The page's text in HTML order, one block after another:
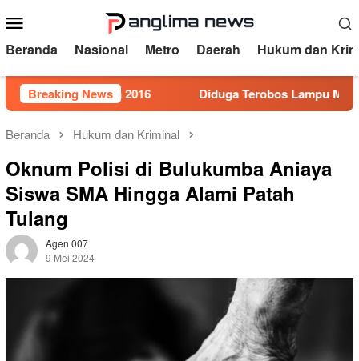
ke
kontenMobile
Beranda Nasional Metro Daerah Hukum dan
Breaking News
5 Tahun 2016 Diduga Terobos Lampu Merah,
Beranda Hukum dan Kriminal
Oknum Polisi di Bulukumba Aniaya
Siswa SMA Hingga Alami Patah
Tulang
Agen 007
9 Mei 2024